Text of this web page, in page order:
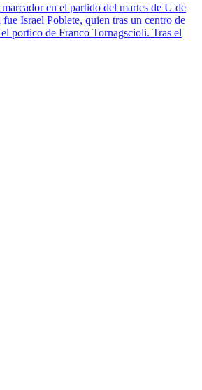
en el partido del martes de U de
Israel Poblete, quien tras un centro de
portico de Franco Tornagscioli. Tras el